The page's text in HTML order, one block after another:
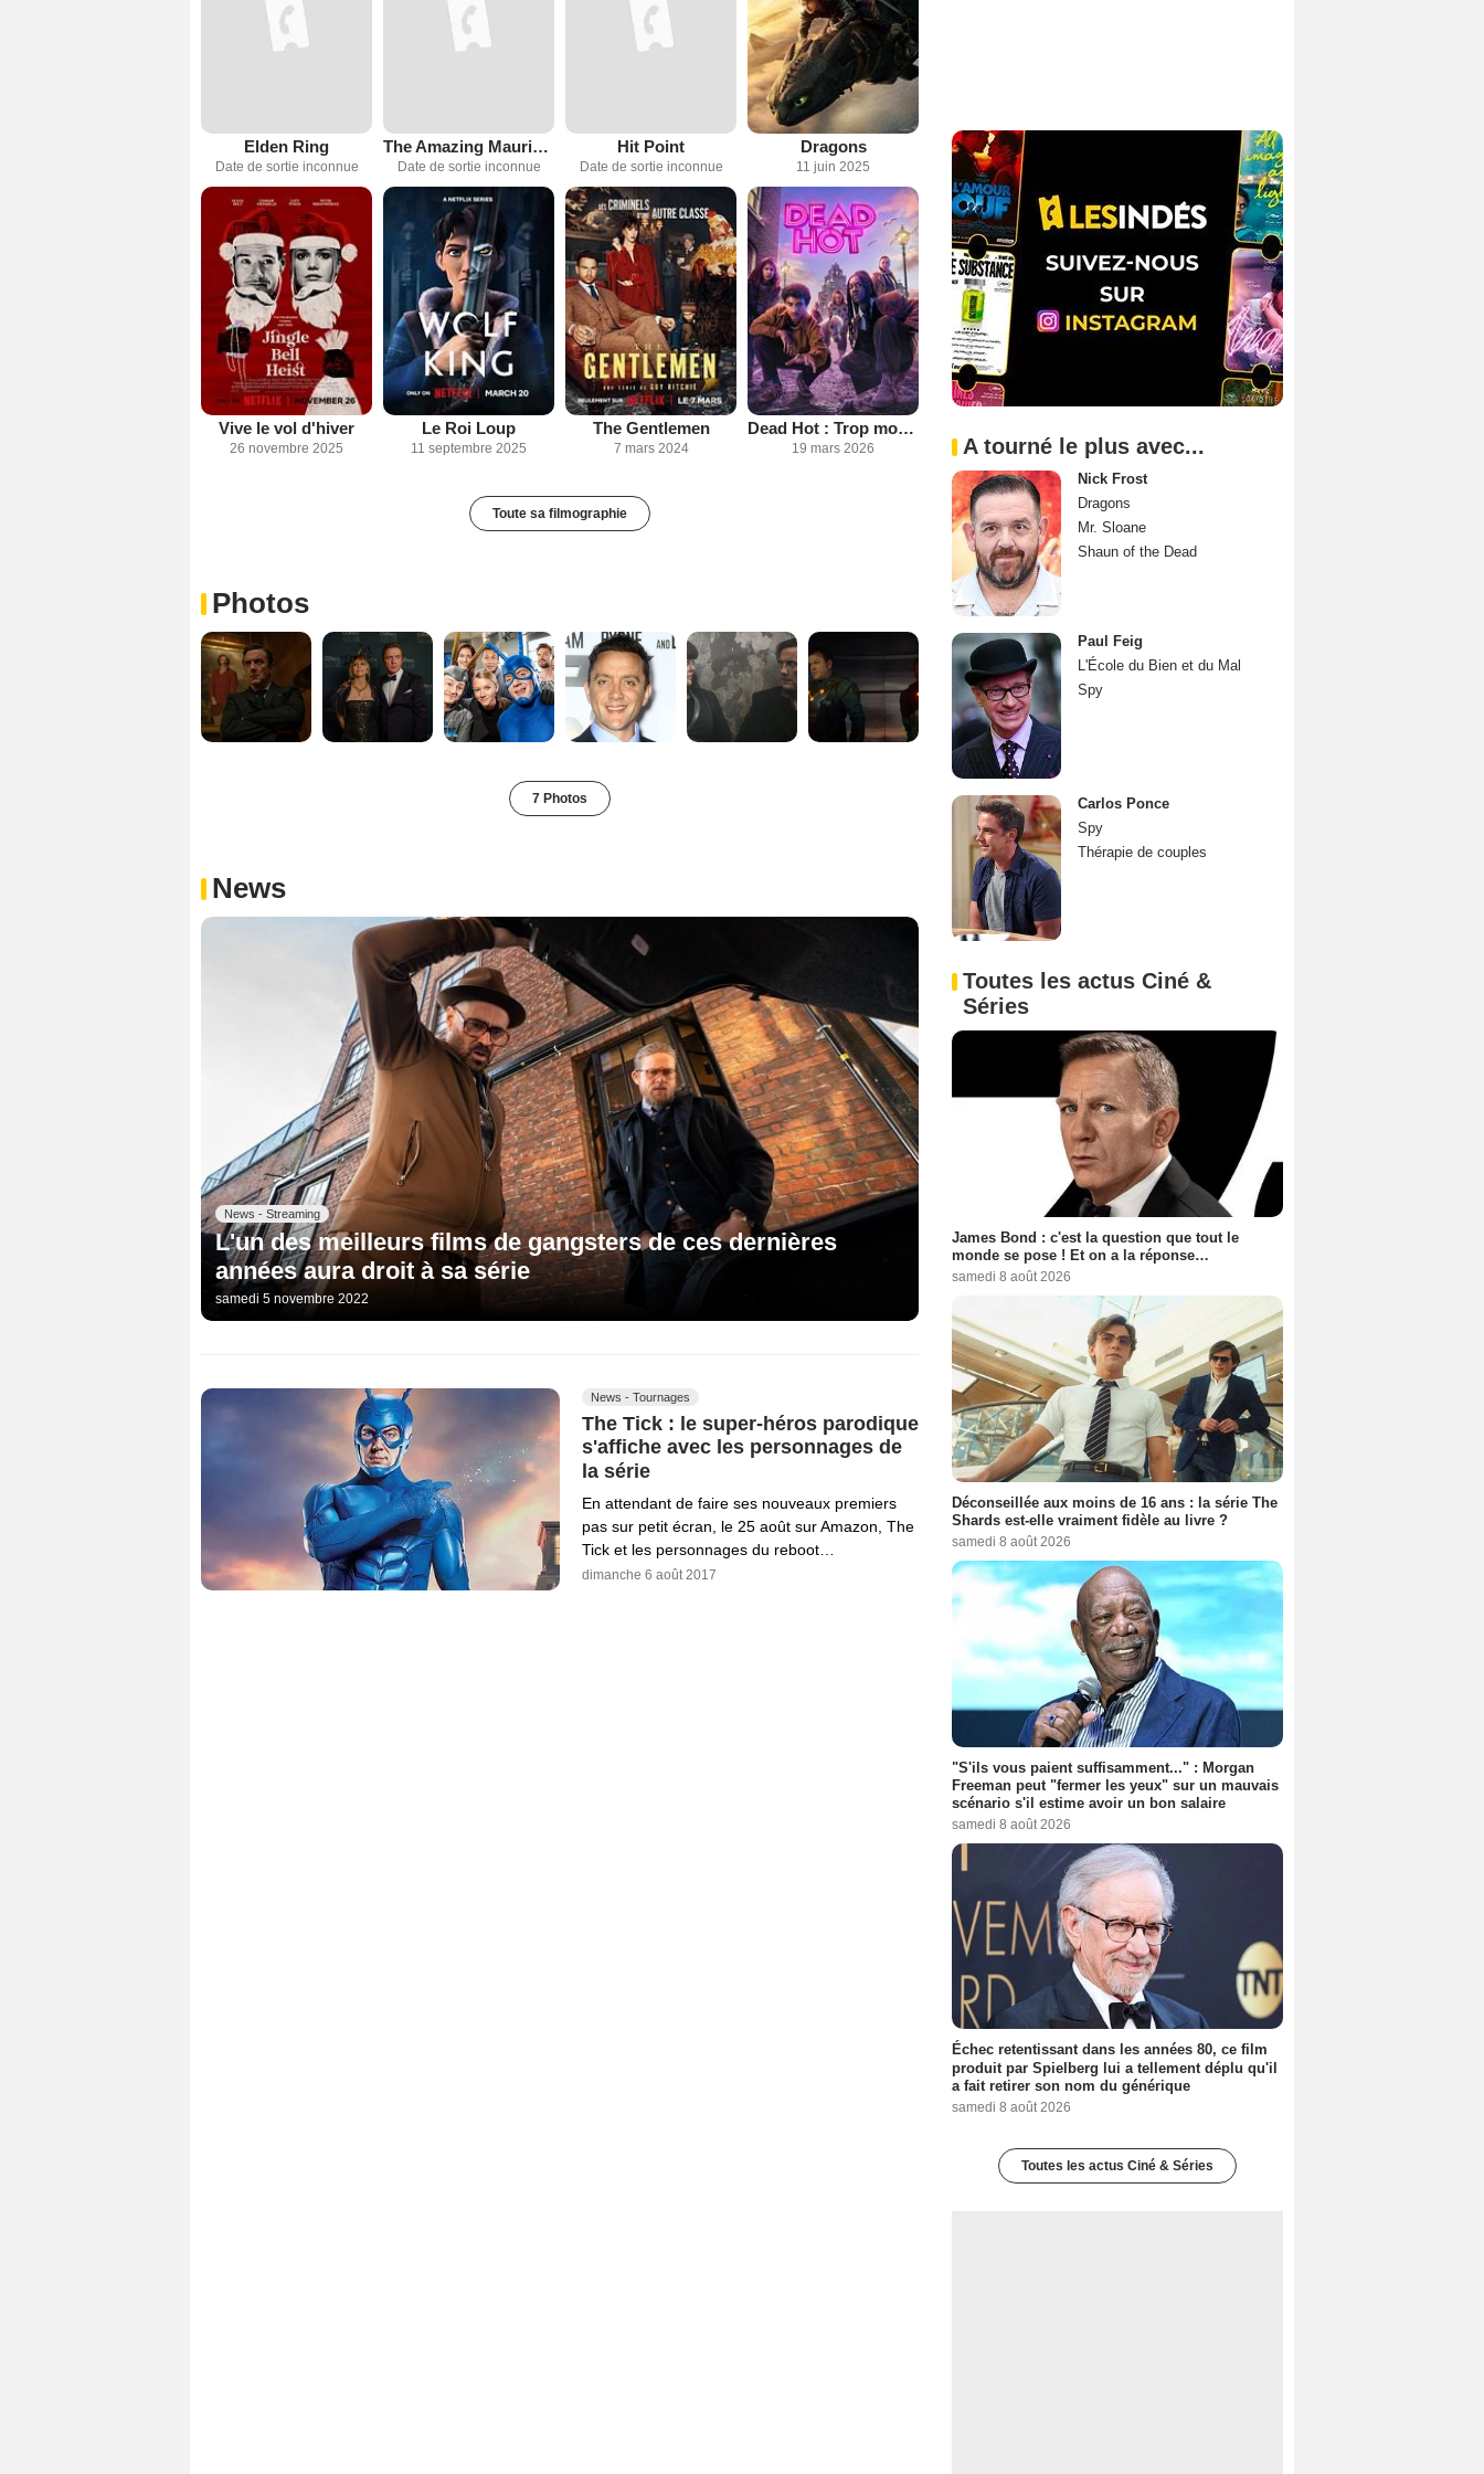
Elden Ring
Date de sortie inconnue
The Amazing Maurice — Waters of Life
Date de sortie inconnue
Hit Point
Date de sortie inconnue
Dragons
11 juin 2025
Vive le vol d'hiver
26 novembre 2025
Le Roi Loup
11 septembre 2025
The Gentlemen
7 mars 2024
Dead Hot : Trop mortel
19 mars 2026
Toute sa filmographie
Photos
7 Photos
News
News - Streaming
L'un des meilleurs films de gangsters de ces dernières
années aura droit à sa série
samedi 5 novembre 2022
News - Tournages
The Tick : le super-héros parodique
s'affiche avec les personnages de
la série
En attendant de faire ses nouveaux premiers
pas sur petit écran, le 25 août sur Amazon, The
Tick et les personnages du reboot…
dimanche 6 août 2017
A tourné le plus avec...
Nick Frost
Dragons
Mr. Sloane
Shaun of the Dead
Paul Feig
L'École du Bien et du Mal
Spy
Carlos Ponce
Spy
Thérapie de couples
Toutes les actus Ciné &
Séries
James Bond : c'est la question que tout le
monde se pose ! Et on a la réponse…
samedi 8 août 2026
Déconseillée aux moins de 16 ans : la série The
Shards est-elle vraiment fidèle au livre ?
samedi 8 août 2026
"S'ils vous paient suffisamment..." : Morgan
Freeman peut "fermer les yeux" sur un mauvais
scénario s'il estime avoir un bon salaire
samedi 8 août 2026
Échec retentissant dans les années 80, ce film
produit par Spielberg lui a tellement déplu qu'il
a fait retirer son nom du générique
samedi 8 août 2026
Toutes les actus Ciné & Séries